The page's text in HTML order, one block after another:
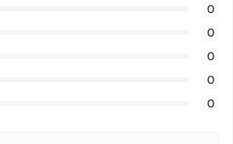
0
0
0
0
0